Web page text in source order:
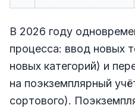
В 2026 году
процесса: ввод новых
новых категорий) и
на поэкземплярный
сортового).